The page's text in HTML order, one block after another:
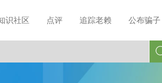
识社区 点评 追踪老赖 公布骗子